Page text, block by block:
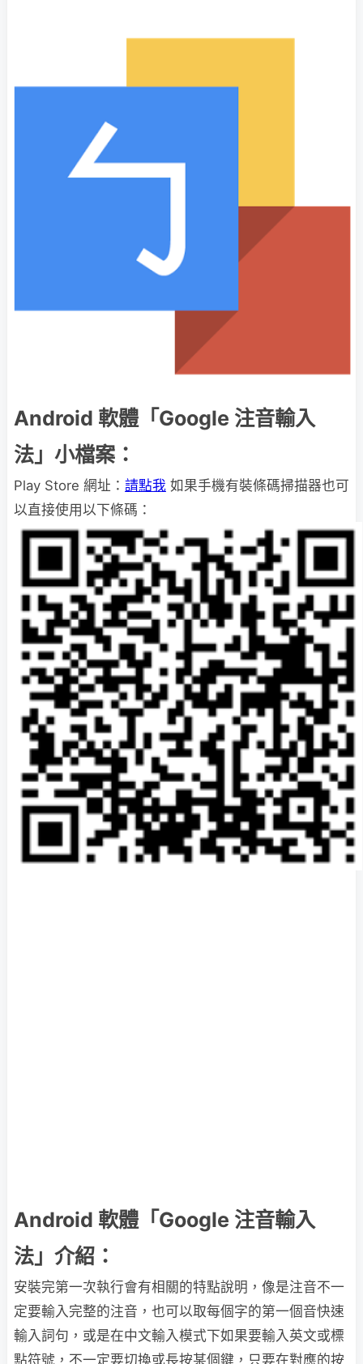
Android 軟體「Google 注音輸入
法」小檔案：
Play Store 網址： 請點我 如果手機有裝條碼掃描器也可
以直接使用以下條碼：
Android 軟體「Google 注音輸入
法」介紹：
安裝完第一次執行會有相關的特點說明，像是注音不一
定要輸入完整的注音，也可以取每個字的第一個音快速
輸入詞句，或是在中文輸入模式下如果要輸入英文或標
點符號，不一定要切換或長按某個鍵，只要在對應的按